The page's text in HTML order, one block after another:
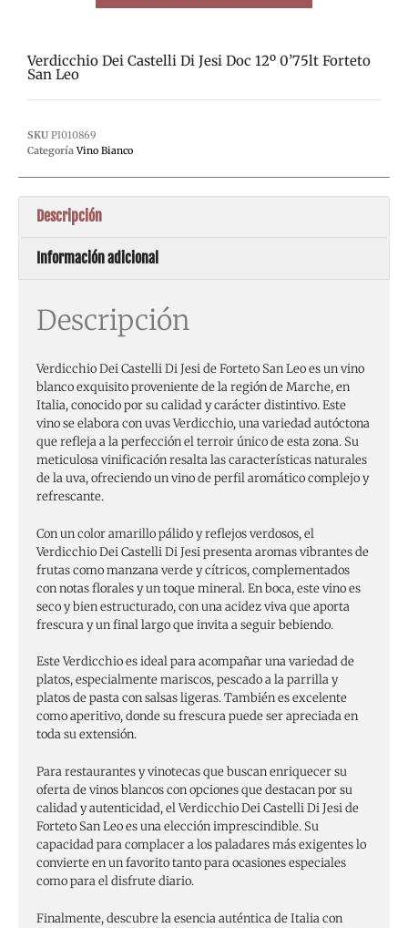
Verdicchio Dei Castelli Di Jesi Doc 12º 0’75lt Forteto
San Leo
SKU PI010869
Categoría Vino Bianco
Descripción
Información adicional
Descripción
Verdicchio Dei Castelli Di Jesi de Forteto San Leo es un vino
blanco exquisito proveniente de la región de Marche, en
Italia, conocido por su calidad y carácter distintivo. Este
vino se elabora con uvas Verdicchio, una variedad autóctona
que refleja a la perfección el terroir único de esta zona. Su
meticulosa vinificación resalta las características naturales
de la uva, ofreciendo un vino de perfil aromático complejo y
refrescante.
Con un color amarillo pálido y reflejos verdosos, el
Verdicchio Dei Castelli Di Jesi presenta aromas vibrantes de
frutas como manzana verde y cítricos, complementados
con notas florales y un toque mineral. En boca, este vino es
seco y bien estructurado, con una acidez viva que aporta
frescura y un final largo que invita a seguir bebiendo.
Este Verdicchio es ideal para acompañar una variedad de
platos, especialmente mariscos, pescado a la parrilla y
platos de pasta con salsas ligeras. También es excelente
como aperitivo, donde su frescura puede ser apreciada en
toda su extensión.
Para restaurantes y vinotecas que buscan enriquecer su
oferta de vinos blancos con opciones que destacan por su
calidad y autenticidad, el Verdicchio Dei Castelli Di Jesi de
Forteto San Leo es una elección imprescindible. Su
capacidad para complacer a los paladares más exigentes lo
convierte en un favorito tanto para ocasiones especiales
como para el disfrute diario.
Finalmente, descubre la esencia auténtica de Italia con